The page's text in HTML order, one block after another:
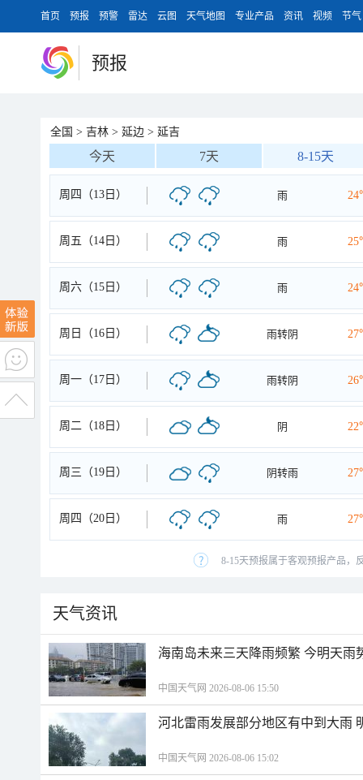
首页 预报 预警 雷达 云图 天气地图 专业产品 资讯 视频 节气
预报
全国 > 吉林 > 延边 > 延吉
今天 7天 8-15天
周四（13日） 雨
周五（14日） 雨
周六（15日） 雨
周日（16日） 雨转阴
周一（17日） 雨转阴
周二（18日） 阴
周三（19日） 阴转雨
周四（20日） 雨
8-15天预报属于客观预报产品，
天气资讯
海南岛未来三天降雨频繁 今明天雨
中国天气网 2026-08-06 15:50
河北雷雨发展部分地区有中到大雨
中国天气网 2026-08-06 15:02